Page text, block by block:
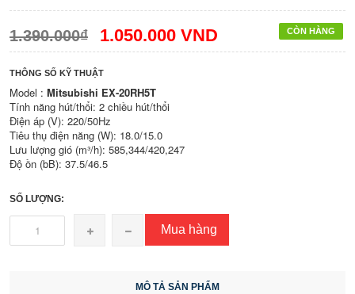
CÒN HÀNG
1.390.000₫ 1.050.000 VND
THÔNG SỐ KỸ THUẬT
Model : Mitsubishi EX-20RH5T
Tính năng hút/thổi: 2 chiều hút/thổi
Điện áp (V): 220/50Hz
Tiêu thụ điện năng (W): 18.0/15.0
Lưu lượng gió (m³/h): 585,344/420,247
Độ ồn (bB): 37.5/46.5
SỐ LƯỢNG:
Mua hàng
MÔ TẢ SẢN PHẨM